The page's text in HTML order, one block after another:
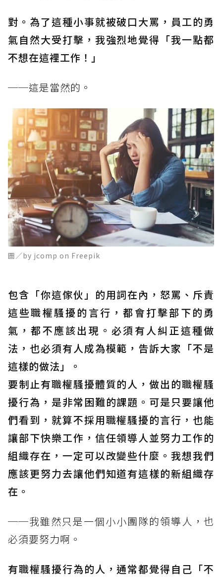
對。為了這種小事就被破口大罵，員工的勇
氣自然大受打擊，我強烈地覺得「我一點都
不想在這裡工作！」
──這是當然的。
圖／by jcomp on Freepik
包含「你這傢伙」的用詞在內，怒罵、斥責
這些職權騷擾的言行，都會打擊部下的勇
氣，都不應該出現。必須有人糾正這種做
法，也必須有人成為模範，告訴大家「不是
這樣的做法」。
要制止有職權騷擾體質的人，做出的職權騷
擾行為，是非常困難的課題。可是只要讓他
們看到，就算不採用職權騷擾的言行，也能
讓部下快樂工作，信任領導人並努力工作的
組織存在，一定可以改變些什麼。我想我們
應該更努力去讓他們知道有這樣的新組織存
在。
──我雖然只是一個小小團隊的領導人，也
必須要努力啊。
有職權騷擾行為的人，通常都覺得自己「不